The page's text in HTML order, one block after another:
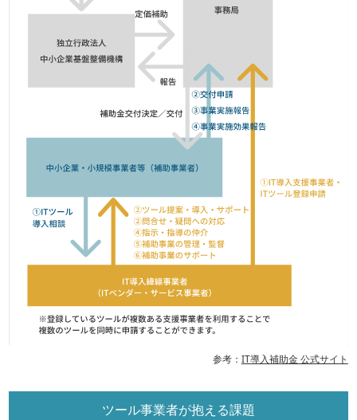
参考： IT導入補助金 公式サイト
ツール事業者が抱える課題